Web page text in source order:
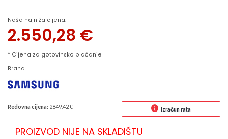
Naša najniža cijena:
2.550,28 €
* Cijena za gotovinsko plaćanje
Brand
Redovna cijena: 2849.42 € Izračun rata
PROIZVOD NIJE NA SKLADIŠTU